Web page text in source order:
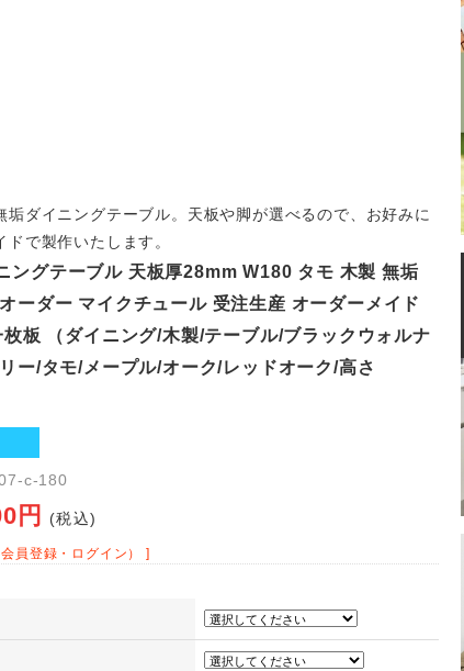
垢ダイニングテーブル。天板や脚が選べるので、お好みに
で製作いたします。
ングテーブル 天板厚28mm W180 タモ 木製 無垢
ーダー マイクチュール 受注生産 オーダーメイド
板 （ダイニング/木製/テーブル/ブラックウォルナ
ー/タモ/メープル/オーク/レッドオーク/高さ
c-180
円 (税込)
員登録・ログイン） ]